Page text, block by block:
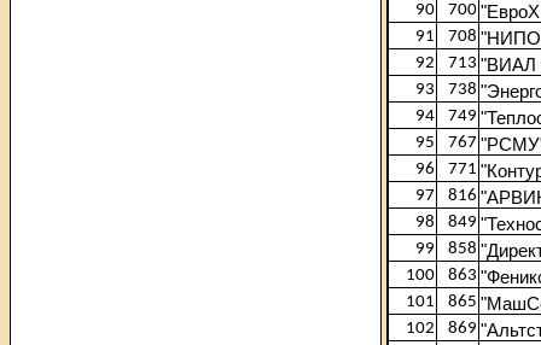
90 700
91 708
92 713 "ВИАЛ
93 738
94 749
95 767
96 771
97 816
98 849
99 858
100 863
101 865
102 869